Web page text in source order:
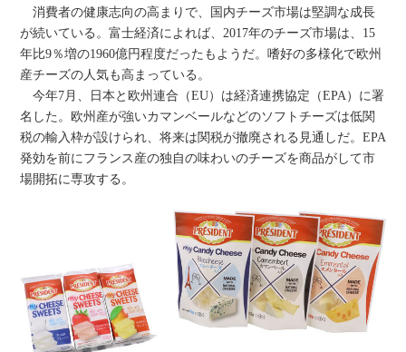
消費者の健康志向の高まりで、国内チーズ市場は堅調な成長
が続いている。富士経済によれば、2017年のチーズ市場は、15
年比9％増の1960億円程度だったもようだ。嗜好の多様化で欧州
産チーズの人気も高まっている。
今年7月、日本と欧州連合（EU）は経済連携協定（EPA）に署
名した。欧州産が強いカマンベールなどのソフトチーズは低関
税の輸入枠が設けられ、将来は関税が撤廃される見通しだ。EPA
発効を前にフランス産の独自の味わいのチーズを商品がして市
場開拓に専攻する。